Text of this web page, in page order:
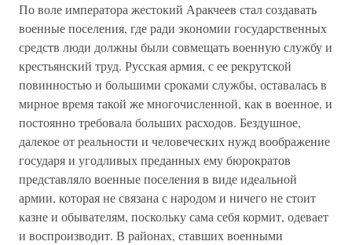
По воле императора жестокий Аракчеев стал создавать
военные поселения, где ради экономии государственных
средств люди должны были совмещать военную службу и
крестьянский труд. Русская армия, с ее рекрутской
повинностью и большими сроками службы, оставалась в
мирное время такой же многочисленной, как в военное, и
постоянно требовала больших расходов. Бездушное,
далекое от реальности и человеческих нужд воображение
государя и угодливых преданных ему бюрократов
представляло военные поселения в виде идеальной
армии, которая не связана с народом и ничего не стоит
казне и обывателям, поскольку сама себя кормит, одевает
и воспроизводит. В районах, ставших военными